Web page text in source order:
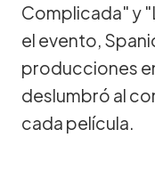
Complicada" y
el evento,
producciones
deslumbró al
cada película.